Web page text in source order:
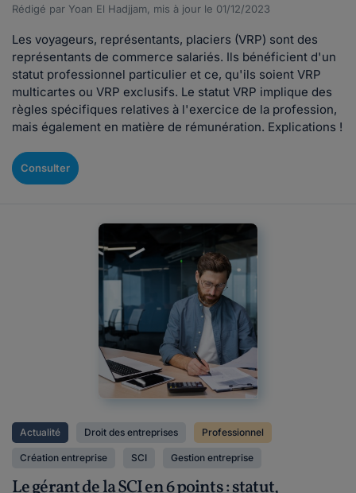
Rédigé par Yoan El Hadjjam, mis à jour le 01/12/2023
Les voyageurs, représentants, placiers (VRP) sont des
représentants de commerce salariés. Ils bénéficient d'un
statut professionnel particulier et ce, qu'ils soient VRP
multicartes ou VRP exclusifs. Le statut VRP implique des
règles spécifiques relatives à l'exercice de la profession,
mais également en matière de rémunération. Explications !
Consulter
Actualité Droit des entreprises Professionnel
Création entreprise SCI Gestion entreprise
Le gérant de la SCI en 6 points : statut,